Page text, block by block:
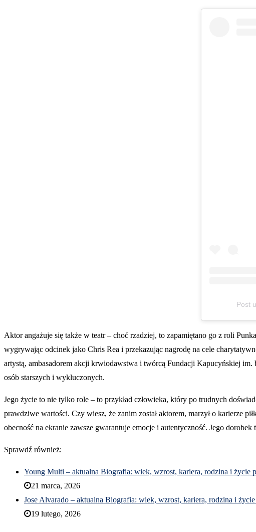
Post
Aktor angażuje się także w teatr – choć rzadziej, to zapamiętano go z roli
wygrywając odcinek jako Chris Rea i przekazując nagrodę na cele
artystą, ambasadorem akcji krwiodawstwa i twórcą Fundacji Kapucyńskiej
osób starszych i wykluczonych.
Jego życie to nie tylko role – to przykład człowieka, który po trudnych
prawdziwe wartości. Czy wiesz, że zanim został aktorem, marzył o karierze
obecność na ekranie zawsze gwarantuje emocje i autentyczność. Jego
Sprawdź również:
Young Multi – aktualna Biografia: wiek, wzrost, kariera, rodzina i życie
21 marca, 2026
Jose Alvarado – aktualna Biografia: wiek, wzrost, kariera, rodzina i
19 lutego, 2026